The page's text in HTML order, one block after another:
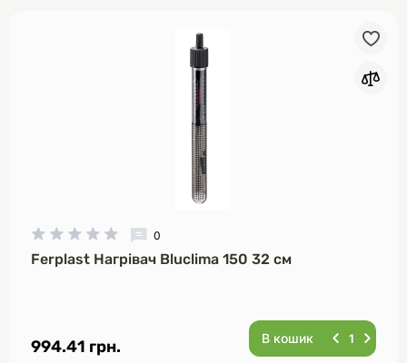
0
Ferplast Нагрівач Bluclima 150 32 см
994.41 грн. В кошик